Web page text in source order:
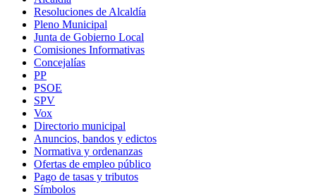
Resoluciones de Alcaldía
Pleno Municipal
Junta de Gobierno Local
Comisiones Informativas
Concejalías
PP
PSOE
SPV
Vox
Directorio municipal
Anuncios, bandos y edictos
Normativa y ordenanzas
Ofertas de empleo público
Pago de tasas y tributos
Símbolos